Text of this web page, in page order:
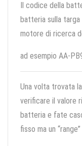
Il codice della
batteria sulla
motore di ricerca
ad esempio AA-
Una volta trovata
verificare il valore
batteria e fate
fisso ma un